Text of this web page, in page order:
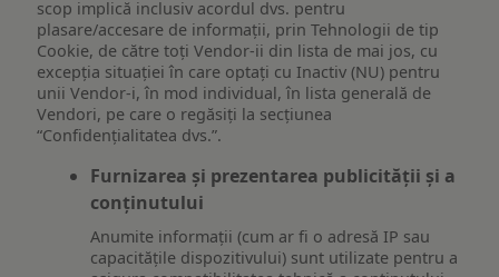
scop implică inclusiv acordul dvs. pentru
plasare/accesare de informații, prin Tehnologii de tip
Cookie, de către toți Vendor-ii din lista de mai jos, cu
excepția situației în care optați cu Inactiv (NU) pentru
unii Vendor-i, în mod individual, în lista generală de
Vendori, pe care o regăsiți la secțiunea
“Confidențialitatea dvs.”.
Furnizarea și prezentarea publicității și a
conținutului
Anumite informații (cum ar fi o adresă IP sau
capacitățile dispozitivului) sunt utilizate pentru a